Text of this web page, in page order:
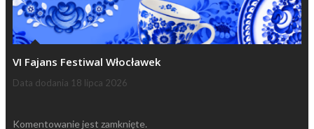
VI Fajans Festiwal Włocławek
Data dodania 18 lipca 2026
Komentowanie jest zamknięte.